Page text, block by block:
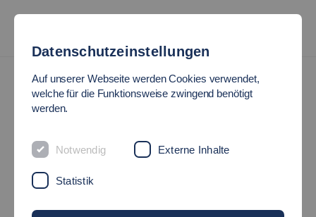
ERSTE TAGE AM CAMPUS
Datenschutzeinstellungen
Auf unserer Webseite werden Cookies verwendet,
welche für die Funktionsweise zwingend benötigt
werden.
Notwendig Externe Inhalte
Statistik